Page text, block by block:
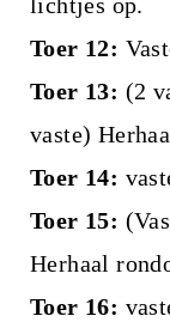
Toer 12:
Toer 13: (2
vaste)
Toer 14:
Toer 15:
Herhaal
Toer 16: